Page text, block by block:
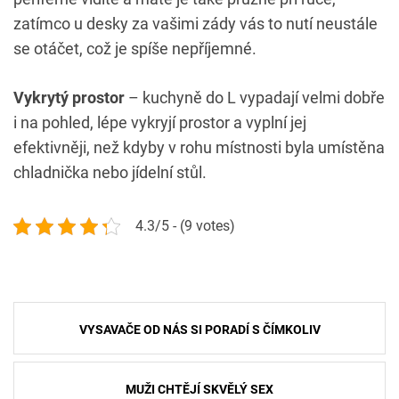
zatímco u desky za vašimi zády vás to nutí neustále
se otáčet, což je spíše nepříjemné.
Vykrytý prostor – kuchyně do L vypadají velmi dobře
i na pohled, lépe vykryjí prostor a vyplní jej
efektivněji, než kdyby v rohu místnosti byla umístěna
chladnička nebo jídelní stůl.
4.3/5 - (9 votes)
Navigace
pro
VYSAVAČE OD NÁS SI PORADÍ S ČÍMKOLIV
MUŽI CHTĚJÍ SKVĚLÝ SEX